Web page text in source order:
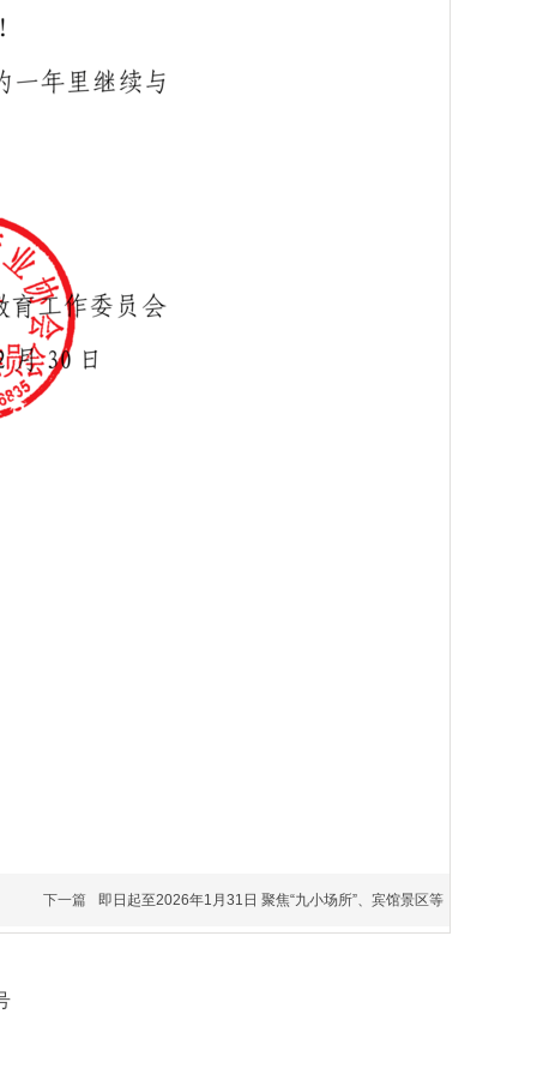
下一篇 即日起至2026年1月31日 聚焦“九小场所”、宾馆景区等